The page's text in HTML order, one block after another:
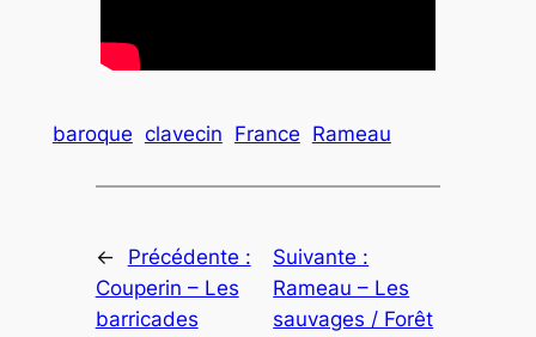
baroque clavecin France Rameau
←
Précédente :
Couperin – Les
barricades
Suivante :
Rameau – Les
sauvages / Forêt